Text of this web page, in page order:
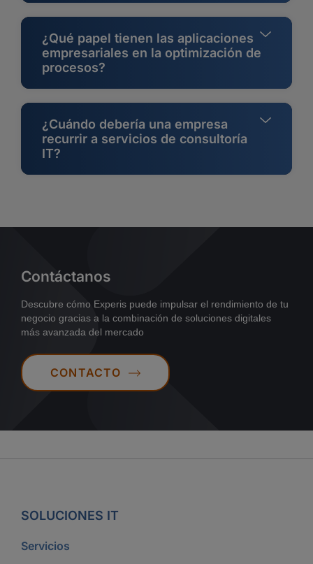
¿Qué papel tienen las aplicaciones
empresariales en la optimización de
procesos?
¿Cuándo debería una empresa
recurrir a servicios de consultoría
IT?
Contáctanos
Descubre cómo Experis puede impulsar el rendimiento de tu
negocio gracias a la combinación de soluciones digitales
más avanzada del mercado
CONTACTO
SOLUCIONES IT
Servicios